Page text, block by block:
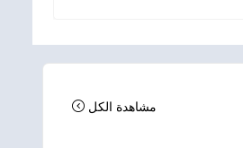
مشاهدة الكل